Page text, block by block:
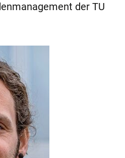
der TU